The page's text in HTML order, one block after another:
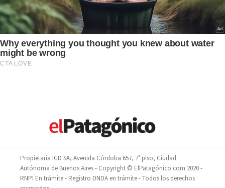
Propietaria IGD SA, Avenida Córdoba 657, 7° piso, Ciudad
Autónoma de Buenos Aires - Copyright © ElPatagónico.com 2020 -
RNPI En trámite - Registro DNDA en trámite - Todos los derechos